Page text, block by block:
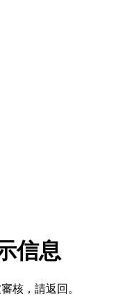
信息
核，請返回。